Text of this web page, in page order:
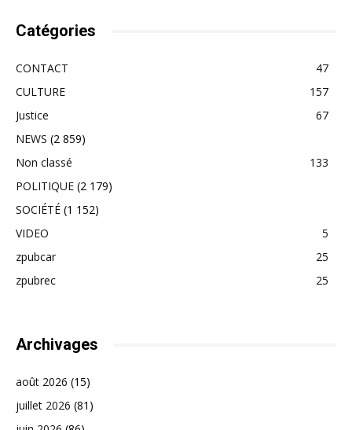
Catégories
CONTACT
47
CULTURE
157
Justice
67
NEWS (2 859)
Non classé
133
POLITIQUE (2 179)
SOCIÉTÉ (1 152)
VIDEO
5
zpubcar
25
zpubrec
25
Archivages
août 2026 (15)
juillet 2026 (81)